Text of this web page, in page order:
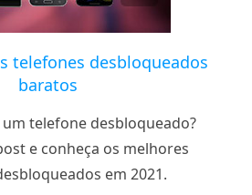
telefones desbloqueados
baratos
telefone desbloqueado?
e conheça os melhores
em 2021.